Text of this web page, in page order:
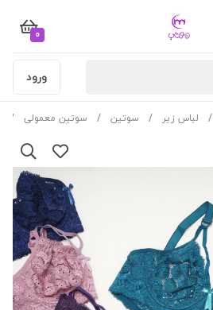
0
ورود
لباس زیر سوتین سوتین معمولی